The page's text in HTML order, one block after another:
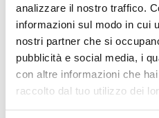
analizzare il nostro traffico.
informazioni sul modo in cui
nostri partner che si
pubblicità e social media, i
con altre informazioni che
raccolto dal tuo utilizzo dei
se il bambino ha
specifici, rendendo il
Limitato